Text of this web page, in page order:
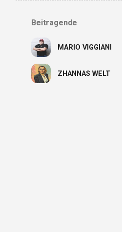
Beitragende
MARIO VIGGIANI
ZHANNAS WELT